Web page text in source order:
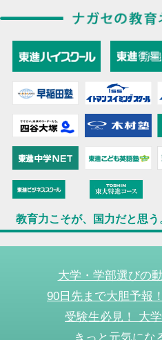
教育力こそが、国力だと思う
大学・学部選びの
90日先まで大胆予報
受験生必見！ 大